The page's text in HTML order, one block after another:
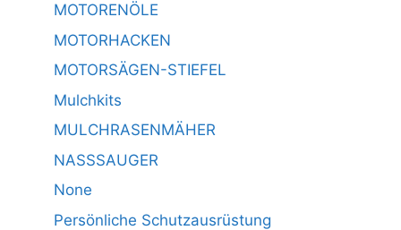
MOTORENÖLE
MOTORHACKEN
MOTORSÄGEN-STIEFEL
Mulchkits
MULCHRASENMÄHER
NASSSAUGER
None
Persönliche Schutzausrüstung